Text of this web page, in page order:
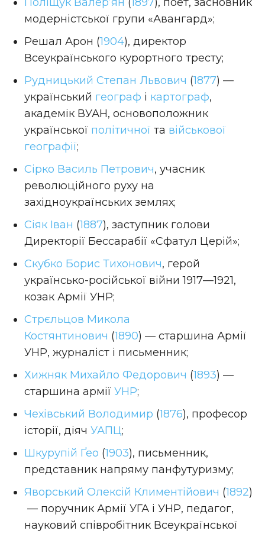
модерністської групи «Авангард»;
Решал Арон (1904), директор
Всеукраїнського курортного тресту;
Рудницький Степан Львович (1877) —
український географ і картограф,
академік ВУАН, основоположник
української політичної та військової
географії;
Сірко Василь Петрович, учасник
революційного руху на
західноукраїнських землях;
Сіяк Іван (1887), заступник голови
Директорії Бессарабії «Сфатул Церій»;
Скубко Борис Тихонович, герой
українсько-російської війни 1917—1921,
козак Армії УНР;
Стрєльцов Микола
Костянтинович (1890) — старшина Армії
УНР, журналіст і письменник;
Хижняк Михайло Федорович (1893) —
старшина армії УНР;
Чехівський Володимир (1876), професор
історії, діяч УАПЦ;
Шкурупій Ґео (1903), письменник,
представник напряму панфутуризму;
Яворський Олексій Климентійович (1892)
— поручник Армії УГА і УНР, педагог,
науковий співробітник Всеукраїнської